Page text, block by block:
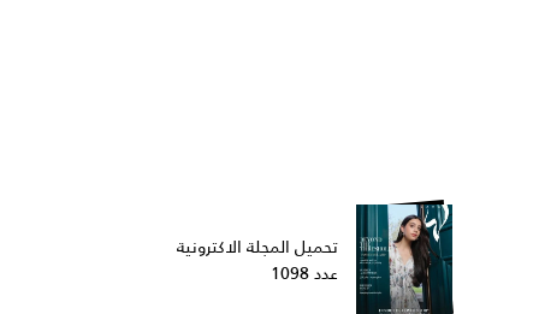
تحميل المجلة الاكترونية
عدد 1098